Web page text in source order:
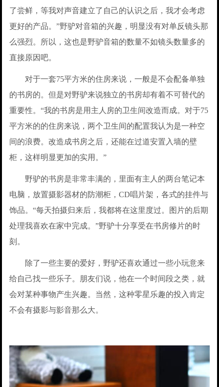
了尝鲜，等我对声音建立了自己的认识之后，我才会考虑
更好的产品。”野驴对音箱的兴趣，明显没有对单反镜头那
么强烈。所以，这也是野驴音箱的数量不如镜头数量多的
直接原因吧。
对于一套75平方米的住房来说，一般是不会配备单独
的书房的。但是对野驴来说独立的书房却有着不可替代的
重要性。“我的书房是用主人房的卫生间改造而成。对于75
平方米的的住房来说，两个卫生间的配置我认为是一种空
间的浪费。改造成书房之后，还能在过道安置入墙的壁
柜，这样明显更加的实用。”
野驴的书房是非常丰满的，里面有主人的两台笔记本
电脑，放置摄影器材的防潮柜，CD唱片架，各式的挂件与
饰品。“每天拍摄归来后，我都将在这里度过。图片的后期
处理我喜欢在家中完成。”野驴十分享受在书房修片的时
刻。
除了一些主要的爱好，野驴还喜欢通过一些小玩意来
给自己找一些乐子。朋友们说，他在一个时间段之类，就
会对某种事物产生兴趣。当然，这种零星乐趣的投入肯定
不会有摄影与影音那么大。